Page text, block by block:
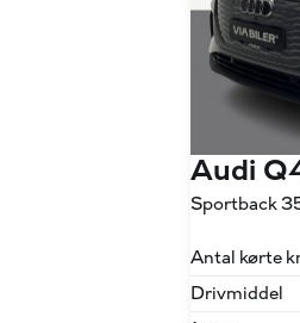
Audi
Sportback
Antal kørte
Drivmiddel